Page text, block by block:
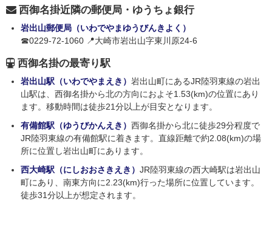
西御名掛近隣の郵便局・ゆうちょ銀行
岩出山郵便局（いわでやまゆうびんきよく）
☎0229-72-1060 📍大崎市岩出山字東川原24-6
西御名掛の最寄り駅
岩出山駅（いわでやまえき） 岩出山町にあるJR陸羽東線の岩出
山駅は、西御名掛から北の方向におよそ1.53(km)の位置にあり
ます。移動時間は徒歩21分以上が目安となります。
有備館駅（ゆうびかんえき） 西御名掛から北に徒歩29分程度で
JR陸羽東線の有備館駅に着きます。直線距離で約2.08(km)の場
所に位置し岩出山町にあります。
西大崎駅（にしおおさきえき） JR陸羽東線の西大崎駅は岩出山
町にあり、南東方向に2.23(km)行った場所に位置しています。
徒歩31分以上が想定されます。